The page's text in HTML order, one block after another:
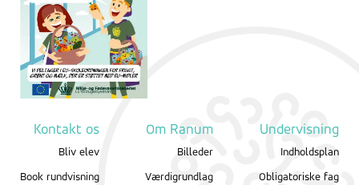
Kontakt os
Bliv elev
Book rundvisning
Om Ranum
Billeder
Værdigrundlag
Undervisning
Indholdsplan
Obligatoriske fag